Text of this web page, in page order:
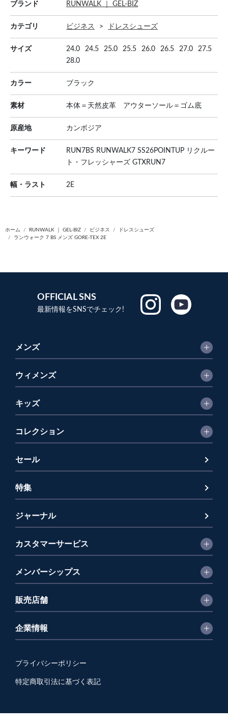
ブランド RUNWALK ｜ GEL-BIZ
カテゴリ ビジネス ドレスシューズ
サイズ 24.0 24.5 25.0 25.5 26.0 26.5 27.0
27.5
28.0
カラー ブラック
素材 本体＝天然皮革 アウターソール＝ゴム底
原産地 カンボジア
キーワード
RUN7BS RUNWALK7 SS26POINTUP リクルー
ト・フレッシャーズ GTXRUN7
幅・ラスト 2E
ホーム RUNWALK ｜ GEL-BIZ ビジネス
ドレスシューズ
ランウォーク 7 BS メンズ GORE-TEX 2E
OFFICIAL SNS
最新情報をSNSでチェック!
メンズ
ウィメンズ
キッズ
コレクション
セール
特集
ジャーナル
カスタマーサービス
メンバーシップス
販売店舗
企業情報
プライバシーポリシー
特定商取引法に基づく表記